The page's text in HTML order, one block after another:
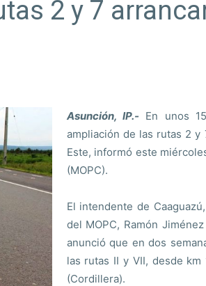
2 y 7
Asunción, IP.- En unos
ampliación de las rutas 2 y
Este, informó este
(MOPC).
El intendente de
del MOPC, Ramón
anunció que en dos
las rutas II y VII, desde
(Cordillera).